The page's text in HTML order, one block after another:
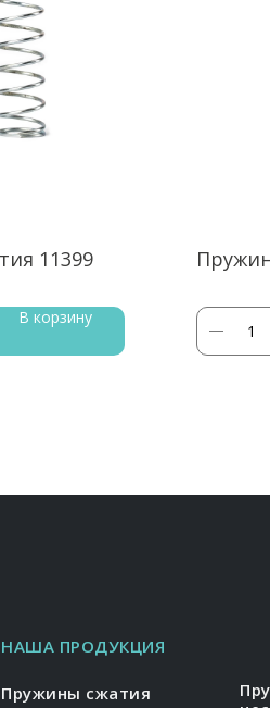
11399
В корзину
НАША ПРОДУКЦИЯ
Пружины сжатия